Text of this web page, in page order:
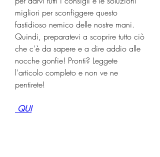
migliori per sconfiggere questo
fastidioso nemico delle nostre mani.
Quindi, preparatevi a scoprire tutto ciò
che c'è da sapere e a dire addio alle
nocche gonfie! Pronti? Leggete
l'articolo completo e non ve ne
pentirete!
QUI